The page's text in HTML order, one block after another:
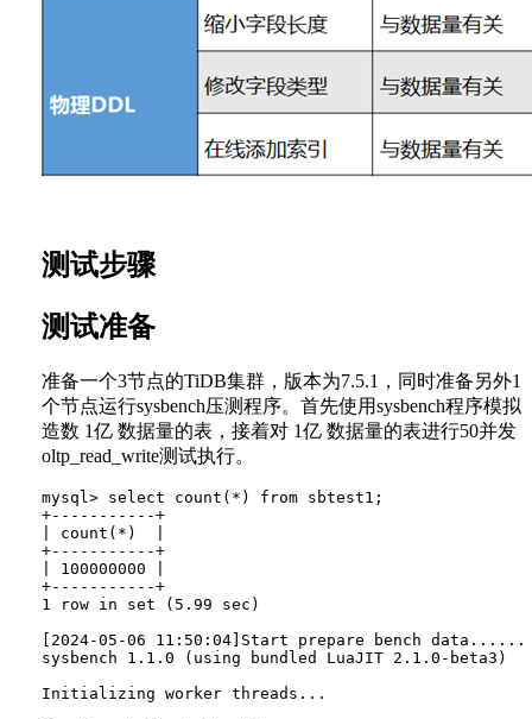
测试步骤
测试准备
准备一个3节点的TiDB集群，版本为7.5.1，同时准备另外1
个节点运行sysbench压测程序。首先使用sysbench程序模拟
造数 1亿 数据量的表，接着对 1亿 数据量的表进行50并发
oltp_read_write测试执行。
mysql> select count(*) from sbtest1;
+-----------+
| count(*)  |
+-----------+
| 100000000 |
+-----------+
1 row in set (5.99 sec)
[2024-05-06 11:50:04]Start prepare bench data......
sysbench 1.1.0 (using bundled LuaJIT 2.1.0-beta3)
Initializing worker threads...